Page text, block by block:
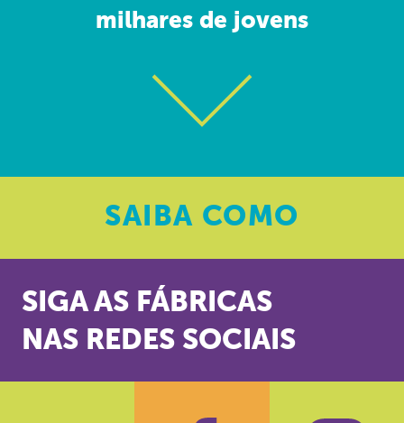
milhares de jovens
SAIBA COMO
SIGA AS FÁBRICAS
NAS REDES SOCIAIS